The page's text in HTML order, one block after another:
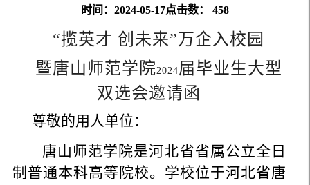
时间：2024-05-17点击数： 458
“揽英才 创未来”万企入校园
暨唐山师范学院2024 届毕业生大型
双选会邀请函
尊敬的用人单位：
唐山师范学院是河北省省属公立全日
制普通本科高等院校。学校位于河北省唐